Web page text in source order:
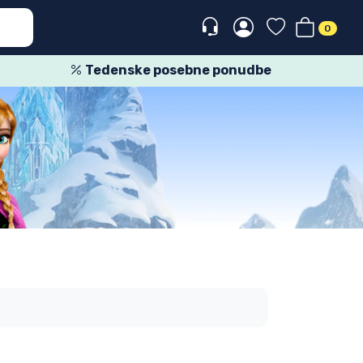
0
Tedenske posebne ponudbe